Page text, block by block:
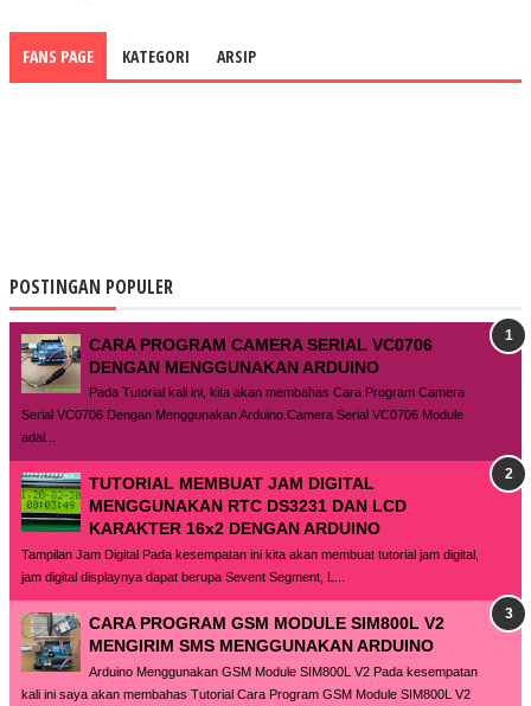
FANS PAGE KATEGORI ARSIP
POSTINGAN POPULER
CARA PROGRAM CAMERA SERIAL VC0706
DENGAN MENGGUNAKAN ARDUINO
Pada Tutorial kali ini, kita akan membahas Cara Program Camera
Serial VC0706 Dengan Menggunakan Arduino.Camera Serial VC0706 Module
adal...
TUTORIAL MEMBUAT JAM DIGITAL
MENGGUNAKAN RTC DS3231 DAN LCD
KARAKTER 16x2 DENGAN ARDUINO
Tampilan Jam Digital Pada kesempatan ini kita akan membuat tutorial jam digital,
jam digital displaynya dapat berupa Sevent Segment, L...
CARA PROGRAM GSM MODULE SIM800L V2
MENGIRIM SMS MENGGUNAKAN ARDUINO
Arduino Menggunakan GSM Module SIM800L V2 Pada kesempatan
kali ini saya akan membahas Tutorial Cara Program GSM Module SIM800L V2